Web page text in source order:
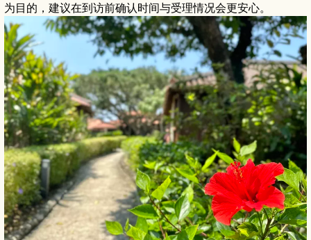
为目的，建议在到访前确认时间与受理情况会更安心。